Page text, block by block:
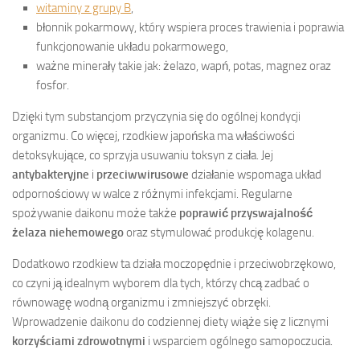
witaminy z grupy B,
błonnik pokarmowy, który wspiera proces trawienia i poprawia
funkcjonowanie układu pokarmowego,
ważne minerały takie jak: żelazo, wapń, potas, magnez oraz
fosfor.
Dzięki tym substancjom przyczynia się do ogólnej kondycji
organizmu. Co więcej, rzodkiew japońska ma właściwości
detoksykujące, co sprzyja usuwaniu toksyn z ciała. Jej
antybakteryjne i przeciwwirusowe działanie wspomaga układ
odpornościowy w walce z różnymi infekcjami. Regularne
spożywanie daikonu może także poprawić przyswajalność
żelaza niehemowegooraz stymulować produkcję kolagenu.
Dodatkowo rzodkiew ta działa moczopędnie i przeciwobrzękowo,
co czyni ją idealnym wyborem dla tych, którzy chcą zadbać o
równowagę wodną organizmu i zmniejszyć obrzęki.
Wprowadzenie daikonu do codziennej diety wiąże się z licznymi
korzyściami zdrowotnymi i wsparciem ogólnego samopoczucia.